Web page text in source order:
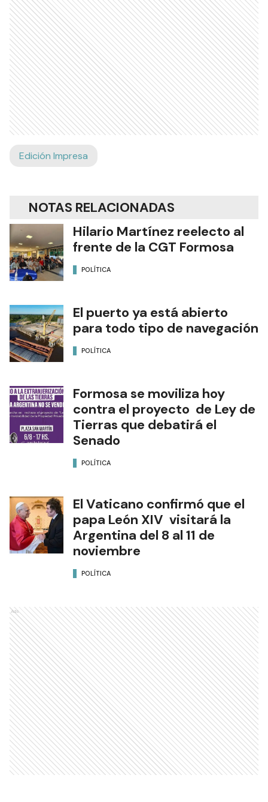
Edición Impresa
NOTAS RELACIONADAS
Hilario Martínez reelecto al
frente de la CGT Formosa
POLÍTICA
El puerto ya está abierto
para todo tipo de navegación
POLÍTICA
Formosa se moviliza hoy
contra el proyecto de Ley de
Tierras que debatirá el
Senado
POLÍTICA
El Vaticano confirmó que el
papa León XIV visitará la
Argentina del 8 al 11 de
noviembre
POLÍTICA
Ads